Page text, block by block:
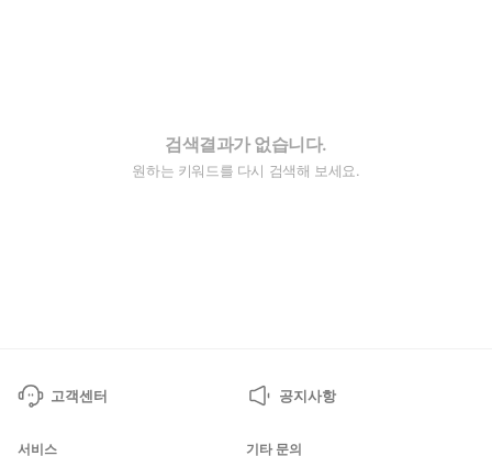
검색결과가 없습니다.
원하는 키워드를 다시 검색해 보세요.
고객센터 공지사항
서비스 기타 문의